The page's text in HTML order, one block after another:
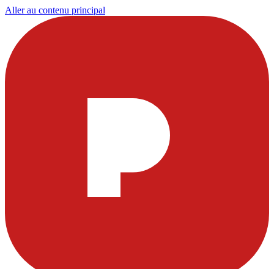
Aller au contenu principal